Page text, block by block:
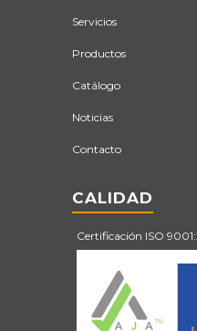
Servicios
Productos
Catálogo
Noticias
Contacto
CALIDAD
Certificación ISO